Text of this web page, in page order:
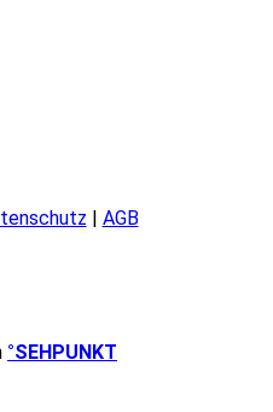
| AGB
°SEHPUNKT